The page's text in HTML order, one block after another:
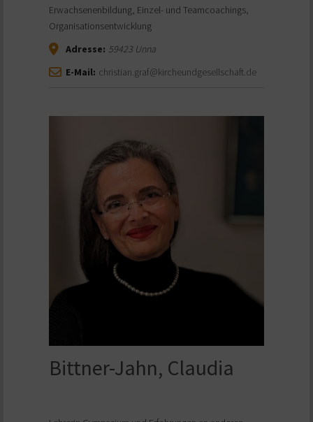
Erwachsenenbildung, Einzel- und Teamcoachings,
Organisationsentwicklung
Adresse: 59423Unna
E-Mail: christian.graf@kircheundgesellschaft.de
Bittner-Jahn, Claudia